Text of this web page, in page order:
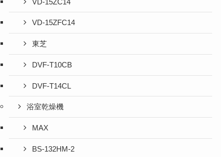
VD-15ZC14
VD-15ZFC14
東芝
DVF-T10CB
DVF-T14CL
浴室乾燥機
MAX
BS-132HM-2